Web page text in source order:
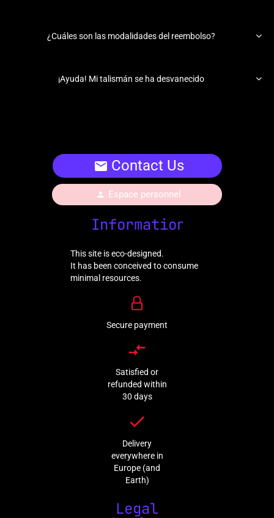
¿Cuáles son las modalidades del reembolso? 
¡Ayuda! Mi talismán se ha desvanecido 
mail Contact Us
person Espace personnel
Information
This site is eco-designed.
It has been conceived to consume
minimal resources.
Secure payment
compare_arrows
Satisfied or
refunded within
30 days
done
Delivery
everywhere in
Europe (and
Earth)
Legal